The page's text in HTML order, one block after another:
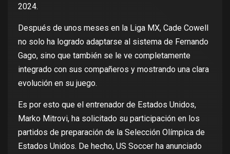
2024.
Después de unos meses en la Liga MX, Cade Cowell
no solo ha logrado adaptarse al sistema de Fernando
Gago, sino que también se le ve completamente
integrado con sus compañeros y mostrando una clara
evolución en su juego.
Es por esto que el entrenador de Estados Unidos,
Marko Mitrovi, ha solicitado su participación en los
partidos de preparación de la Selección Olímpica de
Estados Unidos. De hecho, US Soccer ha anunciado